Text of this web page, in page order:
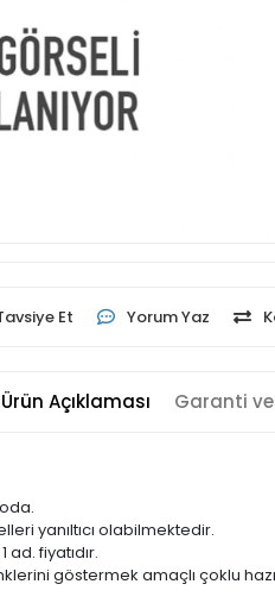
Et Yorum Yaz
Ürün Açıklaması Garanti
yanıltıcı olabilmektedir.
fiyatıdır.
göstermek amaçlı çoklu